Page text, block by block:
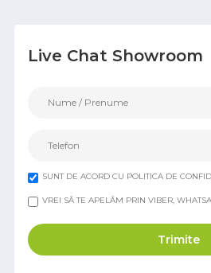
Live Chat Showroom
SUNT DE ACORD CU POLITICA DE
VREI SĂ TE APELĂM PRIN VIBER,
Trimite